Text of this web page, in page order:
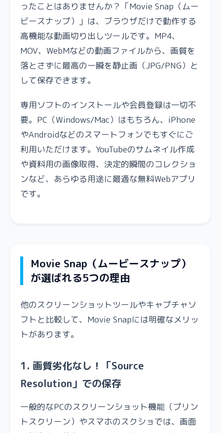
ったことはありませんか？「Movie Snap（ムー
ビースナップ）」は、ブラウザだけで動作する
高機能な動画切り出しツールです。MP4、
MOV、WebMなどの動画ファイルから、画質を
落とさずに最高の一瞬を静止画（JPG/PNG）と
して保存できます。
専用ソフトのインストールや会員登録は一切不
要。PC（Windows/Mac）はもちろん、iPhone
やAndroidなどのスマートフォンでもすぐにご
利用いただけます。YouTubeのサムネイル作成
や資料用の画像取得、決定的瞬間のコレクショ
ンなど、あらゆる用途に最適な無料Webアプリ
です。
Movie Snap（ムービースナップ）
が選ばれる5つの理由
他のスクリーンショットツールやキャプチャソ
フトと比較して、Movie Snapには明確なメリッ
トがあります。
1. 画質劣化なし！「Source
Resolution」での保存
一般的なPCのスクリーンショット機能（プリン
トスクリーン）やスマホのスクショでは、画面